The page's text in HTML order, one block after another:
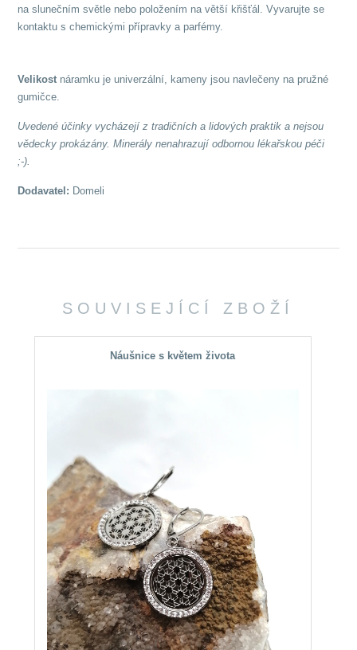
na slunečním světle nebo položením na větší křišťál. Vyvarujte se
kontaktu s chemickými přípravky a parfémy.
Velikost náramku je univerzální, kameny jsou navlečeny na pružné
gumičce.
Uvedené účinky vycházejí z tradičních a lidových praktik a nejsou
vědecky prokázány. Minerály nenahrazují odbornou lékařskou péči
;-).
Dodavatel: Domeli
SOUVISEJÍCÍ ZBOŽÍ
Náušnice s květem života